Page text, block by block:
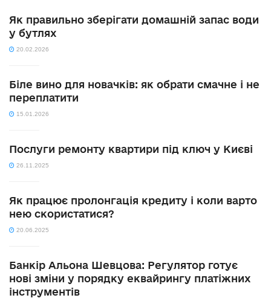
Як правильно зберігати домашній запас води
у бутлях
20.02.2026
Біле вино для новачків: як обрати смачне і не
переплатити
15.01.2026
Послуги ремонту квартири під ключ у Києві
26.11.2025
Як працює пролонгація кредиту і коли варто
нею скористатися?
20.06.2025
Банкір Альона Шевцова: Регулятор готує
нові зміни у порядку еквайрингу платіжних
інструментів